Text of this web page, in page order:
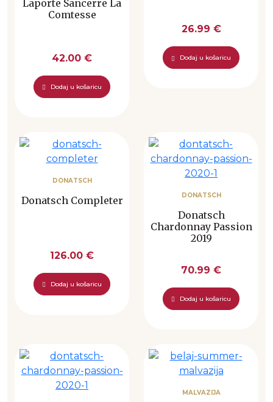
Laporte Sancerre La
Comtesse
42.00 €
Dodaj u košaricu
26.99 €
Dodaj u košaricu
DONATSCH
Donatsch Completer
126.00 €
Dodaj u košaricu
DONATSCH
Donatsch
Chardonnay Passion
2019
70.99 €
Dodaj u košaricu
MALVAZIJA